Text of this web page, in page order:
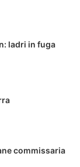
ladri in fuga
commissaria